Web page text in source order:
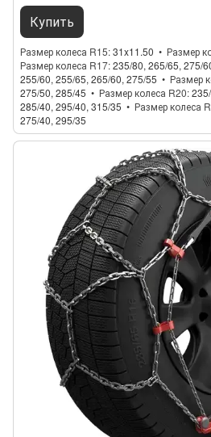
Купить
Размер колеса R15 31x11.50 Размер
Размер колеса R17 235/80, 265/65, 275/
255/60, 255/65, 265/60, 275/55
Размер
275/50, 285/45
Размер колеса R20
285/40, 295/40, 315/35
Размер колеса
275/40, 295/35